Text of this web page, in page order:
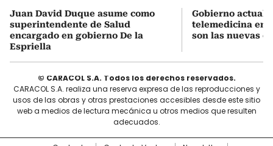
Juan David Duque asume como
superintendente de Salud
encargado en gobierno De la
Espriella
Gobierno
telemedicina en
son las nuevas
© CARACOL S.A. Todos los derechos reservados.
CARACOL S.A. realiza una reserva expresa de las reproducciones y
usos de las obras y otras prestaciones accesibles desde este sitio
web a medios de lectura mecánica u otros medios que resulten
adecuados.